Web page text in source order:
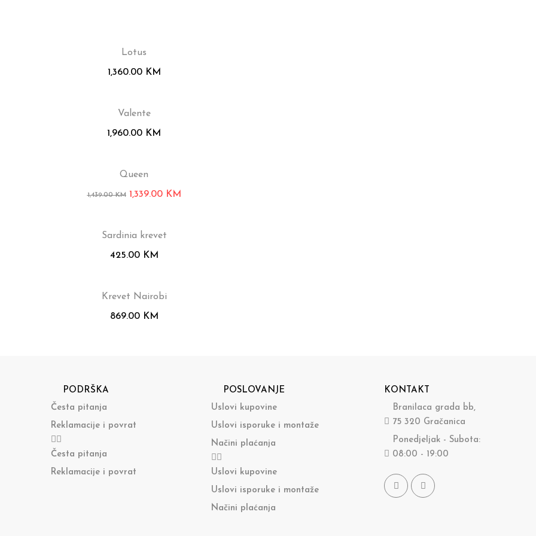
Lotus
1,360.00 KM
Valente
1,960.00 KM
Queen
1,439.00KM 1,339.00 KM
Sardinia krevet
425.00 KM
Krevet Nairobi
869.00 KM
PODRŠKA
Česta pitanja
Reklamacije i povrat
Česta pitanja
Reklamacije i povrat
POSLOVANJE
Uslovi kupovine
Uslovi isporuke i montaže
Načini plaćanja
Uslovi kupovine
Uslovi isporuke i montaže
Načini plaćanja
KONTAKT
Branilaca grada bb,
75 320 Gračanica
Ponedjeljak - Subota:
08:00 - 19:00